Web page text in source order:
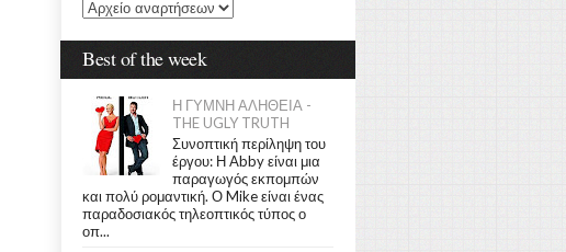
Best of the week
Η ΓΥΜΝΗ ΑΛΗΘΕΙΑ -
THE UGLY TRUTH
Συνοπτική περίληψη του
έργου: Η Abby είναι μια
παραγωγός εκπομπών
και πολύ ρομαντική. Ο Mike είναι ένας
παραδοσιακός τηλεοπτικός τύπος ο
οπ...